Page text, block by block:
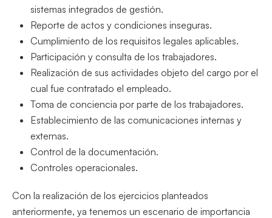
sistemas integrados de gestión.
Reporte de actos y condiciones inseguras.
Cumplimiento de los requisitos legales aplicables.
Participación y consulta de los trabajadores.
Realización de sus actividades objeto del cargo por el
cual fue contratado el empleado.
Toma de conciencia por parte de los trabajadores.
Establecimiento de las comunicaciones internas y
externas.
Control de la documentación.
Controles operacionales.
Con la realización de los ejercicios planteados
anteriormente, ya tenemos un escenario de importancia